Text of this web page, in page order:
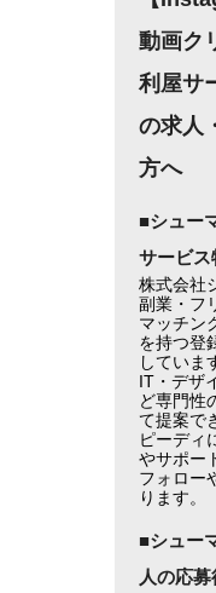
動画ク
利屋サ
の求人
方へ
■シュー
サービス
株式会社
副業・フ
マッチン
を持つ登
していま
IT・デザ
ど専門性
て提案で
ピーディ
やサポー
フォロー
ります。
■シュー
人の応